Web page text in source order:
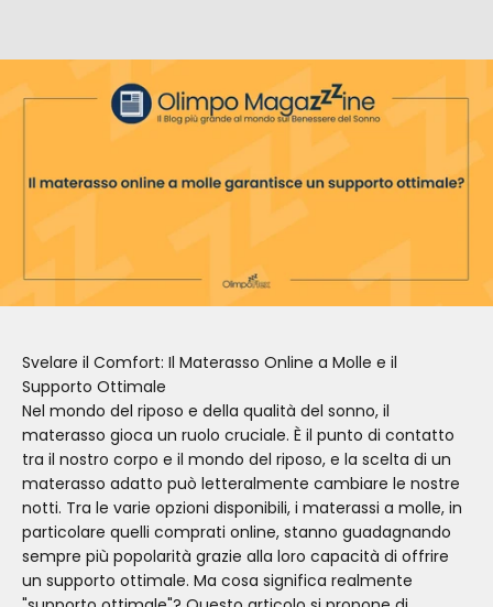
Svelare il Comfort: Il Materasso Online a Molle e il
Supporto Ottimale
Nel mondo del riposo e della qualità del sonno, il
materasso gioca un ruolo cruciale. È il punto di contatto
tra il nostro corpo e il mondo del riposo, e la scelta di un
materasso adatto può letteralmente cambiare le nostre
notti. Tra le varie opzioni disponibili, i materassi a molle, in
particolare quelli comprati online, stanno guadagnando
sempre più popolarità grazie alla loro capacità di offrire
un supporto ottimale. Ma cosa significa realmente